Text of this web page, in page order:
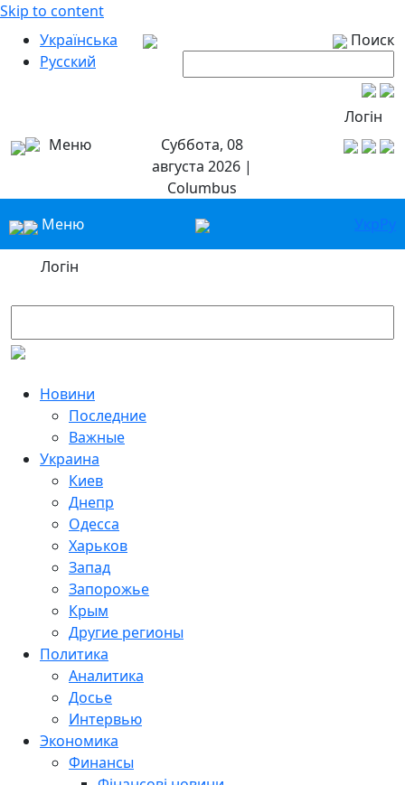
Skip to content
Українська
Русский
Поиск
Логін
Меню
Суббота, 08
августа 2026 |
Columbus
Меню
УкрРу
Логін
Новини
Последние
Важные
Украина
Киев
Днепр
Одесса
Харьков
Запад
Запорожье
Крым
Другие регионы
Политика
Аналитика
Досье
Интервью
Экономика
Финансы